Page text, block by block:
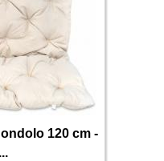
120 cm -